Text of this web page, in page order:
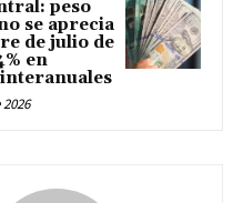
peso
se aprecia
de julio de
en